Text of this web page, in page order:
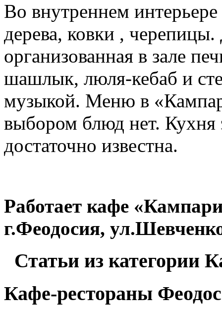
Во внутреннем
дерева, ковки ,
организованная в зале
шашлык, люля-кебаб и
музыкой. Меню в
выбором блюд нет. Кухня
достаточно известна.
Работает кафе
г.Феодосия,
Статьи из категории
Кафе-рестораны